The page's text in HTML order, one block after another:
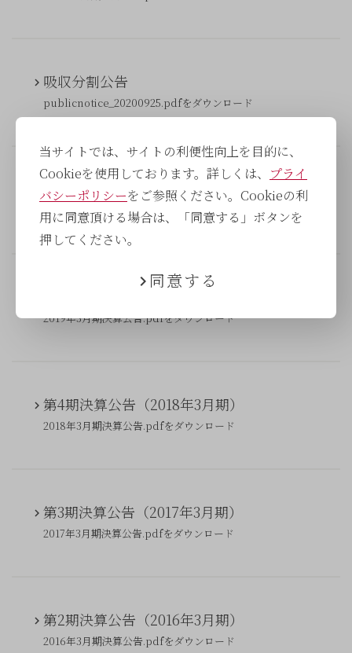
吸収分割公告
publicnotice_20200925.pdfをダウンロード
第6期決算公告（2020年3月期）
2020年3月期決算公告.pdfをダウンロード
2019年3月期決算公告.pdfをダウンロード
第4期決算公告（2018年3月期）
2018年3月期決算公告.pdfをダウンロード
第3期決算公告（2017年3月期）
2017年3月期決算公告.pdfをダウンロード
第2期決算公告（2016年3月期）
2016年3月期決算公告.pdfをダウンロード
当サイトでは、サイトの利便性向上を目的に、
Cookieを使用しております。詳しくは、 プライ
バシーポリシーをご参照ください。Cookieの利
用に同意頂ける場合は、「同意する」ボタンを
押してください。
同意する